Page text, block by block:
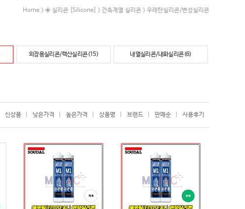
Home > ◈ 실리콘 [Silicone] > 건축계열 실리콘 > 우레탄실리콘/변성실리콘
외장용실리콘/렉산실리콘(15) 내열실리콘/내화실리콘(6)
신상품 낮은가격 높은가격 상품명 브랜드 판매순 사용후기